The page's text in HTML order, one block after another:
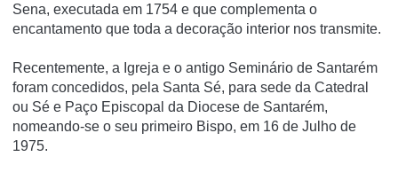
Sena, executada em 1754 e que complementa o
encantamento que toda a decoração interior nos transmite.
Recentemente, a Igreja e o antigo Seminário de Santarém
foram concedidos, pela Santa Sé, para sede da Catedral
ou Sé e Paço Episcopal da Diocese de Santarém,
nomeando-se o seu primeiro Bispo, em 16 de Julho de
1975.